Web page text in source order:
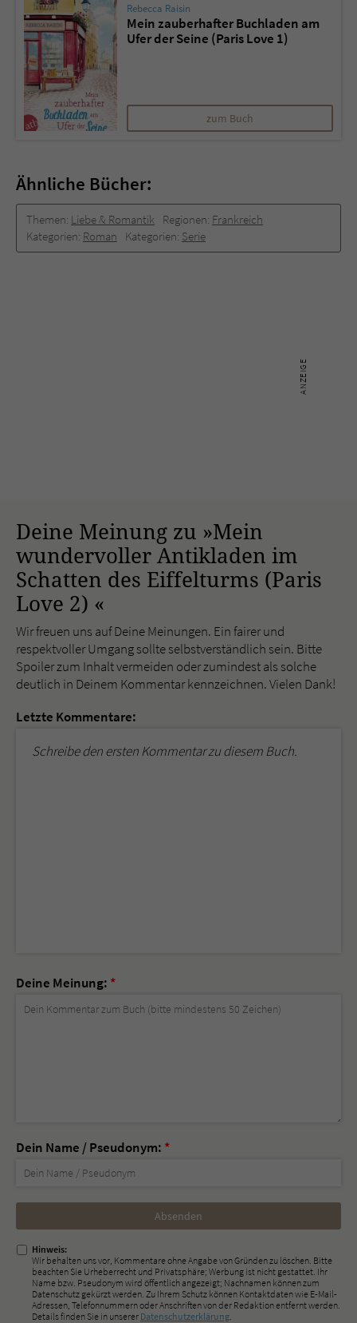
Rebecca Raisin
Mein zauberhafter Buchladen am
Ufer der Seine (Paris Love 1)
zum Buch
Ähnliche Bücher:
Themen: Liebe & Romantik Regionen: Frankreich
Kategorien: Roman Kategorien: Serie
Deine Meinung zu »Mein
wundervoller Antikladen im
Schatten des Eiffelturms (Paris
Love 2) «
Wir freuen uns auf Deine Meinungen. Ein fairer und
respektvoller Umgang sollte selbstverständlich sein. Bitte
Spoiler zum Inhalt vermeiden oder zumindest als solche
deutlich in Deinem Kommentar kennzeichnen. Vielen Dank!
Letzte Kommentare:
Schreibe den ersten Kommentar zu diesem Buch.
Deine Meinung: *
Dein Name / Pseudonym: *
Nicht
ausfüllen!
Hinweis:
Wir behalten uns vor, Kommentare ohne Angabe von Gründen zu löschen. Bitte
beachten Sie Urheberrecht und Privatsphäre; Werbung ist nicht gestattet. Ihr
Name bzw. Pseudonym wird öffentlich angezeigt; Nachnamen können zum
Datenschutz gekürzt werden. Zu Ihrem Schutz können Kontaktdaten wie E-Mail-
Adressen, Telefonnummern oder Anschriften von der Redaktion entfernt werden.
Details finden Sie in unserer Datenschutzerklärung